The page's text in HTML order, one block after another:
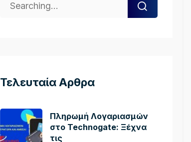
Τελευταία Αρθρα
Πληρωμή Λογαριασμών
στο Technogate: Ξέχνα
τις